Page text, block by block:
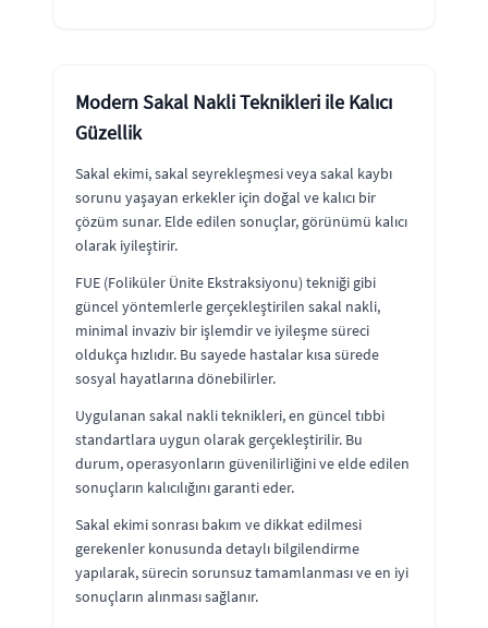
Modern Sakal Nakli Teknikleri ile Kalıcı
Güzellik
Sakal ekimi, sakal seyrekleşmesi veya sakal kaybı
sorunu yaşayan erkekler için doğal ve kalıcı bir
çözüm sunar. Elde edilen sonuçlar, görünümü kalıcı
olarak iyileştirir.
FUE (Foliküler Ünite Ekstraksiyonu) tekniği gibi
güncel yöntemlerle gerçekleştirilen sakal nakli,
minimal invaziv bir işlemdir ve iyileşme süreci
oldukça hızlıdır. Bu sayede hastalar kısa sürede
sosyal hayatlarına dönebilirler.
Uygulanan sakal nakli teknikleri, en güncel tıbbi
standartlara uygun olarak gerçekleştirilir. Bu
durum, operasyonların güvenilirliğini ve elde edilen
sonuçların kalıcılığını garanti eder.
Sakal ekimi sonrası bakım ve dikkat edilmesi
gerekenler konusunda detaylı bilgilendirme
yapılarak, sürecin sorunsuz tamamlanması ve en iyi
sonuçların alınması sağlanır.